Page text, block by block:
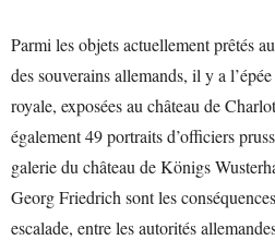
Parmi les objets actuellement prêtés
des souverains allemands, il y a
royale, exposées au château de
également 49 portraits d’officiers
galerie du château de Königs
Georg Friedrich sont les
escalade, entre les autorités